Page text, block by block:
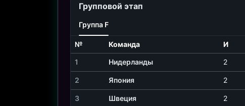
Групповой этап
Группа F
№ Команда И
1 Нидерланды 2
2 Япония 2
3 Швеция 2